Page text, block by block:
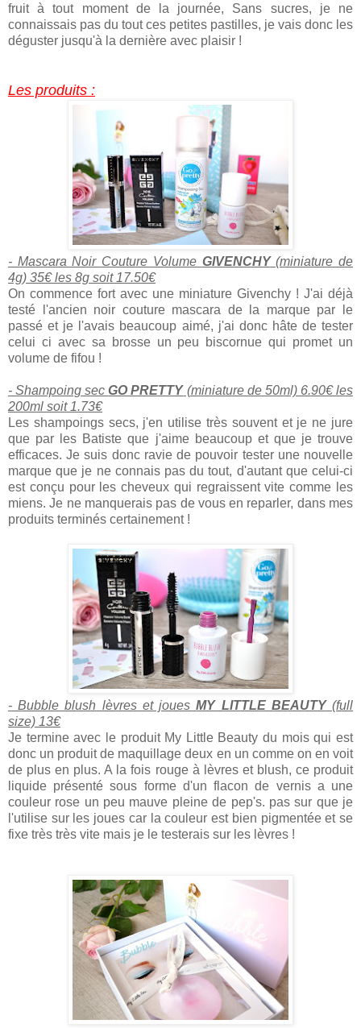
fruit à tout moment de la journée, Sans sucres, je ne
connaissais pas du tout ces petites pastilles, je vais donc les
déguster jusqu'à la dernière avec plaisir !
Les produits :
- Mascara Noir Couture Volume GIVENCHY(miniature de
4g) 35€ les 8g soit 17.50€
On commence fort avec une miniature Givenchy ! J'ai déjà
testé l'ancien noir couture mascara de la marque par le
passé et je l'avais beaucoup aimé, j'ai donc hâte de tester
celui ci avec sa brosse un peu biscornue qui promet un
volume de fifou !
- Shampoing secGO PRETTY(miniature de 50ml) 6.90€ les
200ml soit 1.73€
Les shampoings secs, j'en utilise très souvent et je ne jure
que par les Batiste que j'aime beaucoup et que je trouve
efficaces. Je suis donc ravie de pouvoir tester une nouvelle
marque que je ne connais pas du tout, d'autant que celui-ci
est conçu pour les cheveux qui regraissent vite comme les
miens. Je ne manquerais pas de vous en reparler, dans mes
produits terminés certainement !
- Bubble blush lèvres et jouesMY LITTLE BEAUTY(full
size) 13€
Je termine avec le produit My Little Beauty du mois qui est
donc un produit de maquillage deux en un comme on en voit
de plus en plus. A la fois rouge à lèvres et blush, ce produit
liquide présenté sous forme d'un flacon de vernis a une
couleur rose un peu mauve pleine de pep's. pas sur que je
l'utilise sur les joues car la couleur est bien pigmentée et se
fixe très très vite mais je le testerais sur les lèvres !